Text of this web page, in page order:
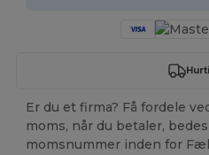
Er du et firma? Få fordele
moms, når du betaler,
momsnummer inden for